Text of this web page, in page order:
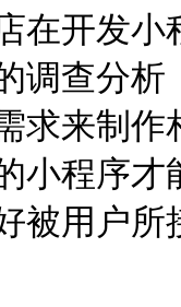
开发小
调查分
求来制
小程序
被用户所